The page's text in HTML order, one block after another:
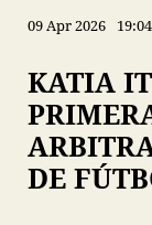
09 Apr 2026 19:04
KATIA
DE